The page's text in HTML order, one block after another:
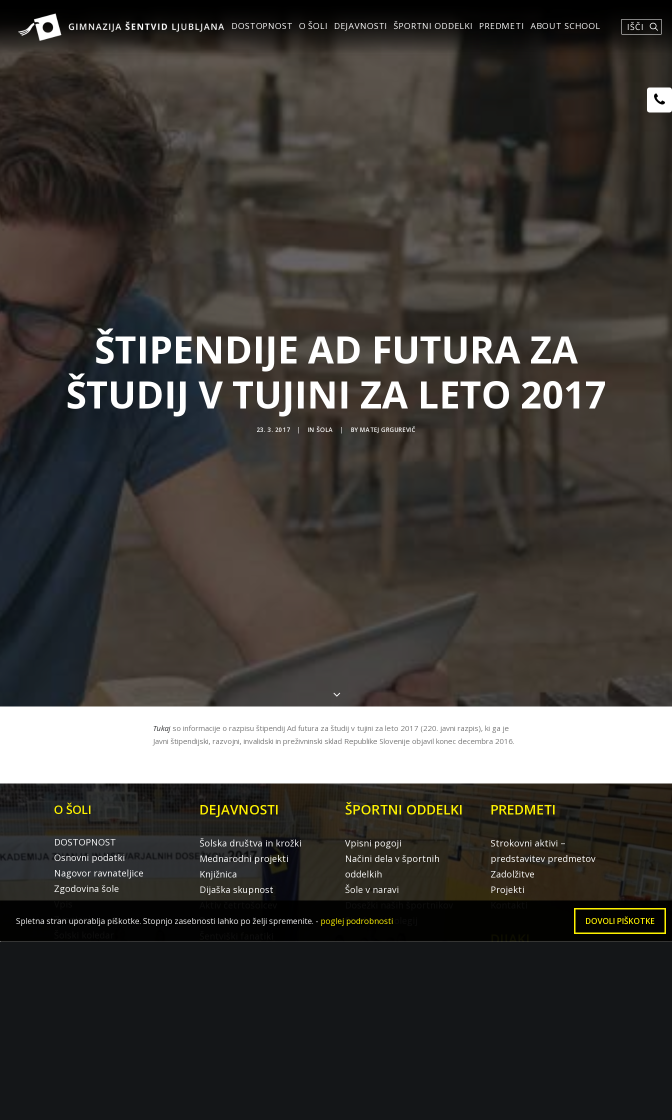
Spletna stran uporablja piškotke. Stopnjo zasebnosti lahko po želji spremenite. - poglej podrobnosti DOVOLI PIŠKOTKE
DOSTOPNOST O ŠOLI DEJAVNOSTI ŠPORTNI ODDELKI PREDMETI ABOUT SCHOOL
ŠTIPENDIJE AD FUTURA ZA
ŠTUDIJ V TUJINI ZA LETO 2017
23. 3. 2017 | IN ŠOLA | BYMATEJ GRGUREVIČ
Tukaj so informacije o razpisu štipendij Ad futura za študij v tujini za leto 2017 (220. javni razpis), ki ga je
Javni štipendijski, razvojni, invalidski in preživninski sklad Republike Slovenije objavil konec decembra 2016.
O ŠOLI
DOSTOPNOST
Osnovni podatki
Nagovor ravnateljice
Zgodovina šole
Vpis
Zvonjenje
DEJAVNOSTI
Šolska društva in krožki
Mednarodni projekti
Knjižnica
Dijaška skupnost
Prireditve
ŠPORTNI ODDELKI
Vpisni pogoji
Načini dela v športnih
oddelkih
Šole v naravi
Strokovni kolegij
PREDMETI
Strokovni aktivi –
predstavitev predmetov
Zadolžitve
Projekti
DIJAKI